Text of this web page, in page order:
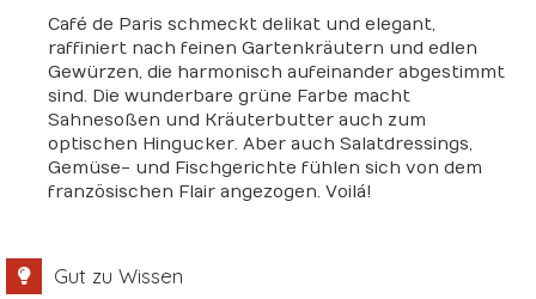
Café de Paris schmeckt delikat und elegant,
raffiniert nach feinen Gartenkräutern und edlen
Gewürzen, die harmonisch aufeinander abgestimmt
sind. Die wunderbare grüne Farbe macht
Sahnesoßen und Kräuterbutter auch zum
optischen Hingucker. Aber auch Salatdressings,
Gemüse- und Fischgerichte fühlen sich von dem
französischen Flair angezogen. Voilá!
Gut zu Wissen